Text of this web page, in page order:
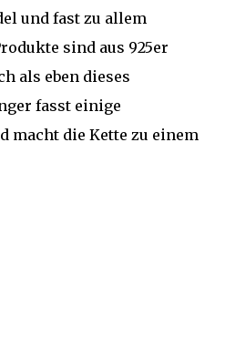
und fast zu allem
sind aus 925er
als eben dieses
fasst einige
macht die Kette zu einem